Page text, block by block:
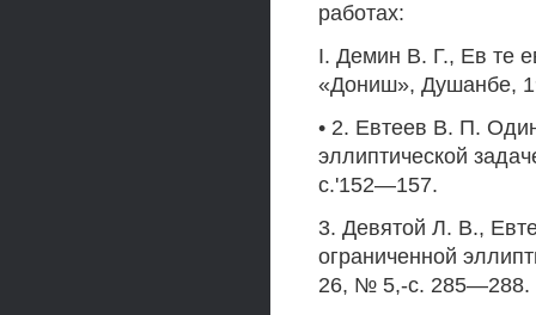
работах:
I. Демин В. Г., Ев те
«Дониш», Душанбе,
• 2. Евтеев В. П.
эллиптической
с.'152—157.
3. Девятой Л. В.,
ограниченной
26, № 5,-с. 285—288.